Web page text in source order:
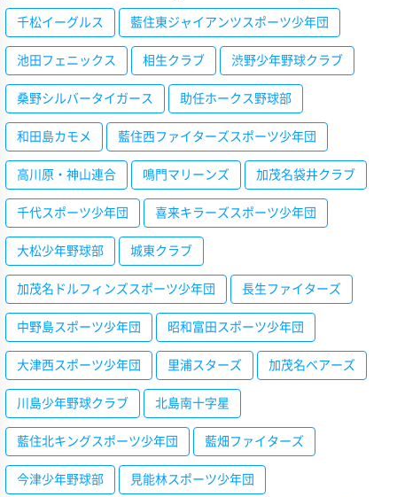
千松イーグルス 藍住東ジャイアンツスポーツ少年団
池田フェニックス 相生クラブ 渋野少年野球クラブ
桑野シルバータイガース 助任ホークス野球部
和田島カモメ 藍住西ファイターズスポーツ少年団
高川原・神山連合 鳴門マリーンズ 加茂名袋井クラブ
千代スポーツ少年団 喜来キラーズスポーツ少年団
大松少年野球部 城東クラブ
加茂名ドルフィンズスポーツ少年団 長生ファイターズ
中野島スポーツ少年団 昭和富田スポーツ少年団
大津西スポーツ少年団 里浦スターズ 加茂名ベアーズ
川島少年野球クラブ 北島南十字星
藍住北キングスポーツ少年団 藍畑ファイターズ
今津少年野球部 見能林スポーツ少年団